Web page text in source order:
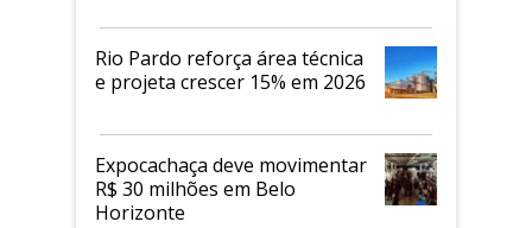
Rio Pardo reforça área técnica
e projeta crescer 15% em 2026
Expocachaça deve movimentar
R$ 30 milhões em Belo
Horizonte